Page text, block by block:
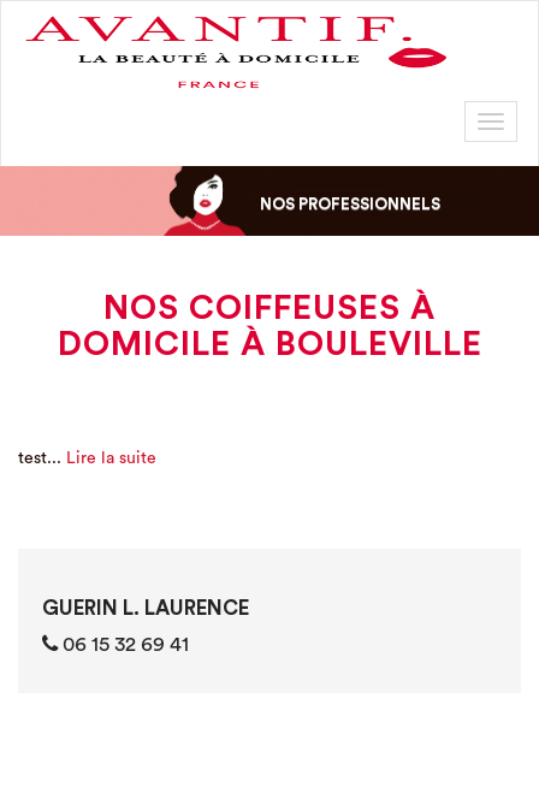
NOS PROFESSIONNELS
NOS COIFFEUSES À
DOMICILE À BOULEVILLE
test... Lire la suite
GUERIN L. LAURENCE
06 15 32 69 41